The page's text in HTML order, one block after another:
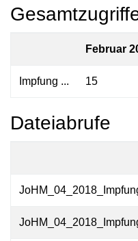
Februar
Impfung ... 15
Dateiabrufe